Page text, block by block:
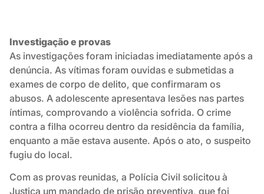
Investigação e provas
As investigações foram iniciadas imediatamente após a
denúncia. As vítimas foram ouvidas e submetidas a
exames de corpo de delito, que confirmaram os
abusos. A adolescente apresentava lesões nas partes
íntimas, comprovando a violência sofrida. O crime
contra a filha ocorreu dentro da residência da família,
enquanto a mãe estava ausente. Após o ato, o suspeito
fugiu do local.
Com as provas reunidas, a Polícia Civil solicitou à
Justiça um mandado de prisão preventiva, que foi